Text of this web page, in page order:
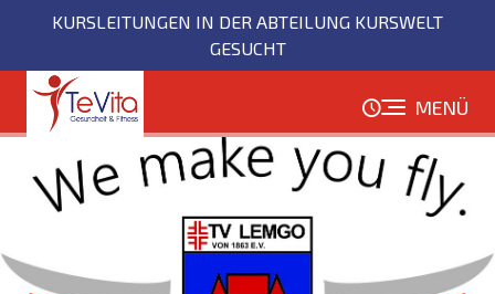
Inhalt
KURSLEITUNGEN IN DER ABTEILUNG KURSWELT
GESUCHT
MENÜ